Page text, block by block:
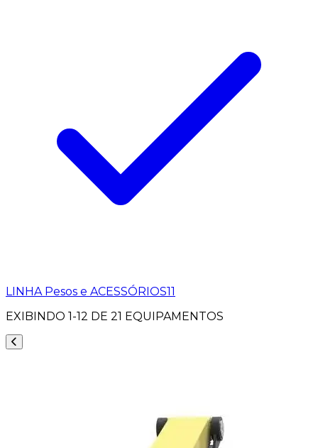
LINHA Pesos e ACESSÓRIOS11
EXIBINDO 1-12 DE 21 EQUIPAMENTOS